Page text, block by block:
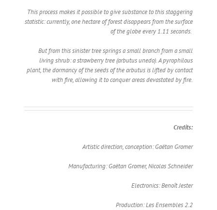
This process makes it possible to give substance to this staggering
statistic: currently, one hectare of forest disappears from the surface
of the globe every 1.11 seconds.
But from this sinister tree springs a small branch from a small
living shrub: a strawberry tree (arbutus unedo). A pyrophilous
plant, the dormancy of the seeds of the arbutus is lifted by contact
with fire, allowing it to conquer areas devastated by fire.
Credits:
Artistic direction, conception: Gaëtan Gromer
Manufacturing: Gaëtan Gromer, Nicolas Schneider
Electronics: Benoît Jester
Production: Les Ensembles 2.2